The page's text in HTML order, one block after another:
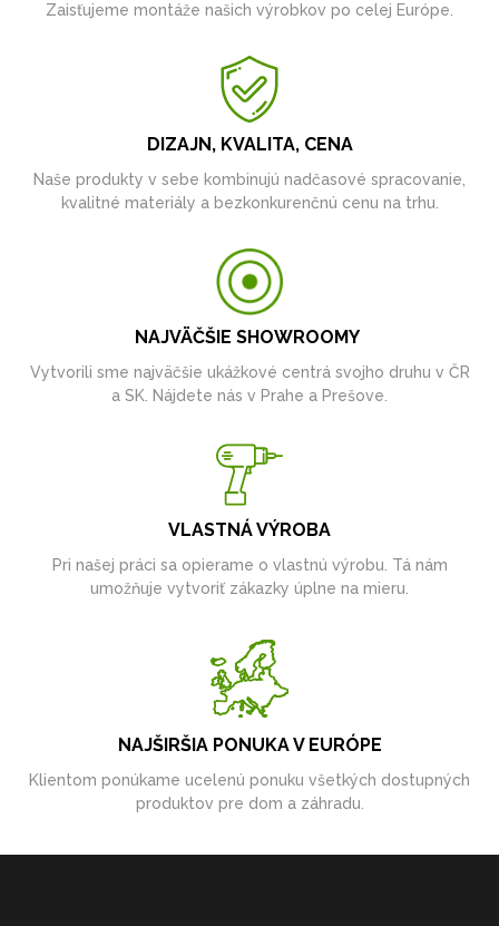
Zaisťujeme montáže našich výrobkov po celej Európe.
DIZAJN, KVALITA, CENA
Naše produkty v sebe kombinujú nadčasové spracovanie,
kvalitné materiály a bezkonkurenčnú cenu na trhu.
NAJVÄČŠIE SHOWROOMY
Vytvorili sme najväčšie ukážkové centrá svojho druhu v ČR
a SK. Nájdete nás v Prahe a Prešove.
VLASTNÁ VÝROBA
Pri našej práci sa opierame o vlastnú výrobu. Tá nám
umožňuje vytvoriť zákazky úplne na mieru.
NAJŠIRŠIA PONUKA V EURÓPE
Klientom ponúkame ucelenú ponuku všetkých dostupných
produktov pre dom a záhradu.